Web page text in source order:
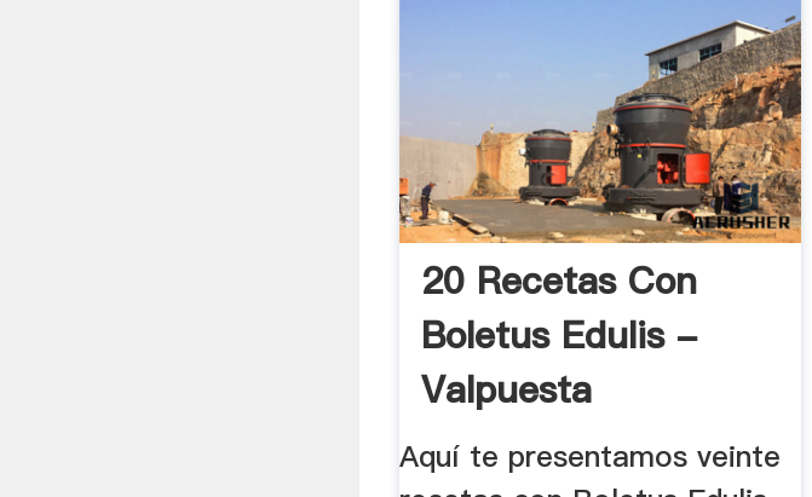
20 Recetas Con
Boletus Edulis -
Valpuesta
Aquí te presentamos veinte